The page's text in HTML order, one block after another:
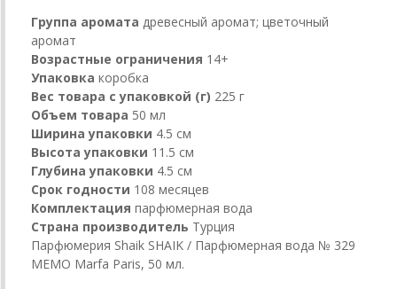
Группа аромата древесный аромат; цветочный
аромат
Возрастные ограничения 14+
Упаковка коробка
Вес товара с упаковкой (г) 225 г
Объем товара 50 мл
Ширина упаковки 4.5 см
Высота упаковки 11.5 см
Глубина упаковки 4.5 см
Срок годности 108 месяцев
Комплектация парфюмерная вода
Страна производитель Турция
Парфюмерия Shaik SHAIK / Парфюмерная вода № 329
MEMO Marfa Paris, 50 мл.